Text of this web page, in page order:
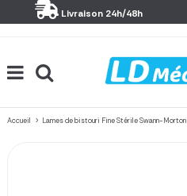
Livraison 24h/48h
Accueil Lames de bistouri Fine Stérile Swann-Morton
Panneau de gestion des cookies